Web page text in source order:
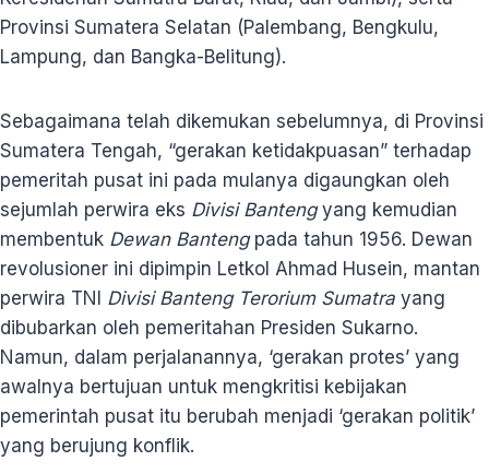
Provinsi Sumatera Selatan (Palembang, Bengkulu,
Lampung, dan Bangka-Belitung).
Sebagaimana telah dikemukan sebelumnya, di Provinsi
Sumatera Tengah, “gerakan ketidakpuasan” terhadap
pemeritah pusat ini pada mulanya digaungkan oleh
sejumlah perwira eks Divisi Bantengyang kemudian
membentuk Dewan Bantengpada tahun 1956. Dewan
revolusioner ini dipimpin Letkol Ahmad Husein, mantan
perwira TNI Divisi Banteng Terorium Sumatra yang
dibubarkan oleh pemeritahan Presiden Sukarno.
Namun, dalam perjalanannya, ‘gerakan protes’ yang
awalnya bertujuan untuk mengkritisi kebijakan
pemerintah pusat itu berubah menjadi ‘gerakan politik’
yang berujung konflik.